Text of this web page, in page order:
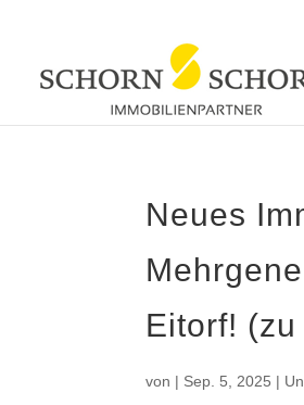
Neues
Eitorf!
von | Sep. 5, 2025 |